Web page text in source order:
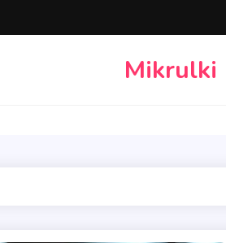
Mikrulki